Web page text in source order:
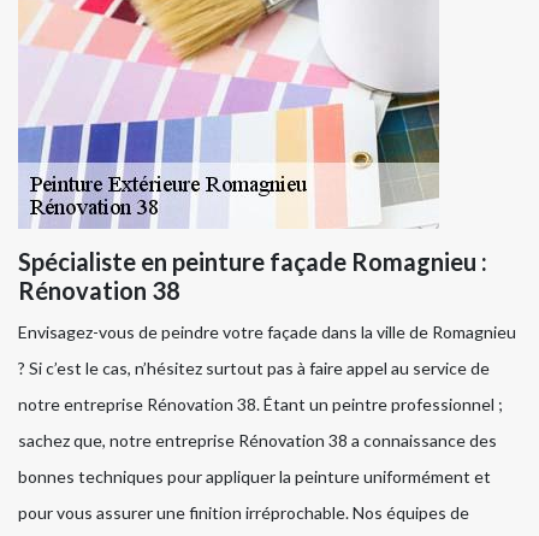
Spécialiste en peinture façade Romagnieu :
Rénovation 38
Envisagez-vous de peindre votre façade dans la ville de Romagnieu
? Si c’est le cas, n’hésitez surtout pas à faire appel au service de
notre entreprise Rénovation 38. Étant un peintre professionnel ;
sachez que, notre entreprise Rénovation 38 a connaissance des
bonnes techniques pour appliquer la peinture uniformément et
pour vous assurer une finition irréprochable. Nos équipes de